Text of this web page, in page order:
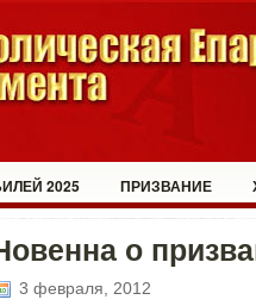
2025 ПРИЗВАНИЕ
о
3 февраля, 2012